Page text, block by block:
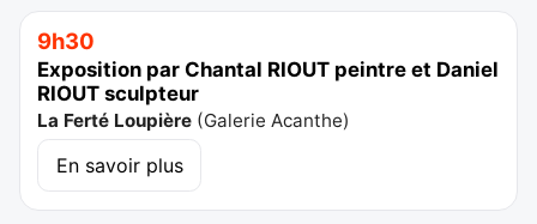
9h30
Exposition par Chantal RIOUT peintre et Daniel
RIOUT sculpteur
La Ferté Loupière (Galerie Acanthe)
En savoir plus